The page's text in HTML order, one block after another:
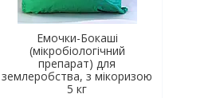
Емочки-Бокаші
(мікробіологічний
препарат) для
землеробства, з мікоризою
5 кг